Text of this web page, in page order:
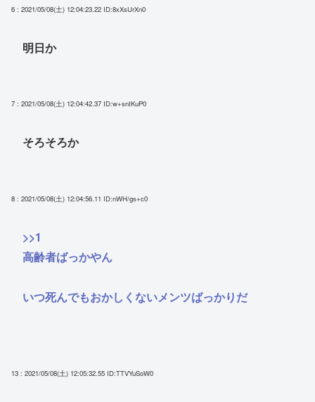
6 : 2021/05/08(土) 12:04:23.22 ID:8xXsUrXn0
明日か
7 : 2021/05/08(土) 12:04:42.37 ID:w+snIKuP0
そろそろか
8 : 2021/05/08(土) 12:04:56.11 ID:nWH/gs+c0
>>1
高齢者ばっかやん
いつ死んでもおかしくないメンツばっかりだ
13 : 2021/05/08(土) 12:05:32.55 ID:TTVYuSoW0